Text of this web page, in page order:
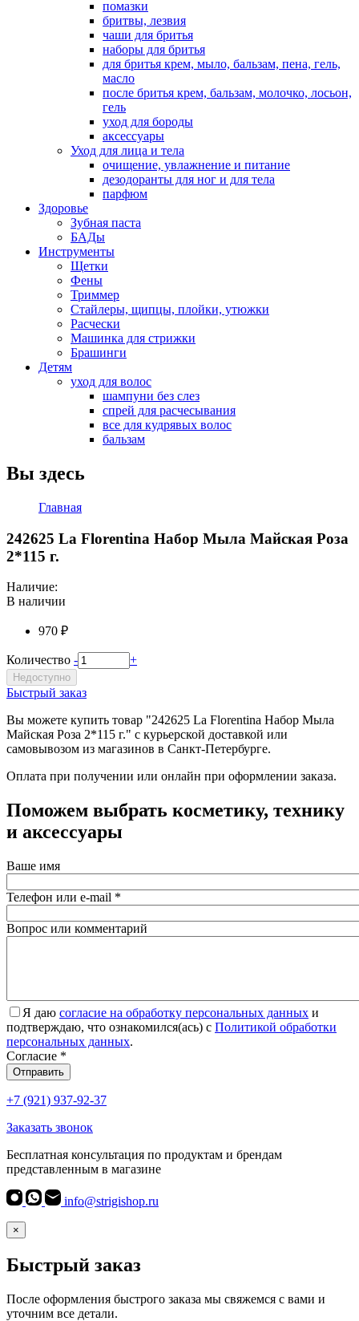
помазки
бритвы, лезвия
чаши для бритья
наборы для бритья
для бритья крем, мыло, бальзам, пена, гель,
масло
после бритья крем, бальзам, молочко, лосьон,
гель
уход для бороды
аксессуары
Уход для лица и тела
очищение, увлажнение и питание
дезодоранты для ног и для тела
парфюм
Здоровье
Зубная паста
БАДы
Инструменты
Щетки
Фены
Триммер
Стайлеры, щипцы, плойки, утюжки
Расчески
Машинка для стрижки
Брашинги
Детям
уход для волос
шампуни без слез
спрей для расчесывания
все для кудрявых волос
бальзам
Вы здесь
Главная
242625 La Florentina Набор Мыла Майская Роза
2*115 г.
Наличие:
В наличии
970 ₽
Количество - +
Недоступно
Быстрый заказ
Вы можете купить товар "242625 La Florentina Набор Мыла
Майская Роза 2*115 г." с курьерской доставкой или
самовывозом из магазинов в Санкт-Петербурге.
Оплата при получении или онлайн при оформлении заказа.
Поможем выбрать косметику, технику
и аксессуары
Ваше имя
Телефон или e-mail *
Вопрос или комментарий
Я даю согласие на обработку персональных данных и
подтверждаю, что ознакомился(ась) с Политикой обработки
персональных данных.
Согласие *
Отправить
+7 (921) 937-92-37
Заказать звонок
Бесплатная консультация по продуктам и брендам
представленным в магазине
info@strigishop.ru
×
Быстрый заказ
После оформления быстрого заказа мы свяжемся с вами и
уточним все детали.